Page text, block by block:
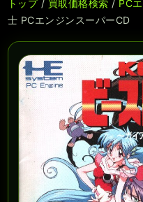
トップ/ 買取価格検索 / PC
士 PCエンジンスーパーCD